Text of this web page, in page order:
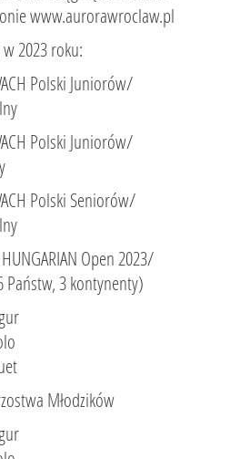
www.aurorawroclaw.pl
2023 roku:
Polski Juniorów/
Polski Juniorów/
Polski Seniorów/
Open 2023/
Państw, 3 kontynenty)
Młodzików